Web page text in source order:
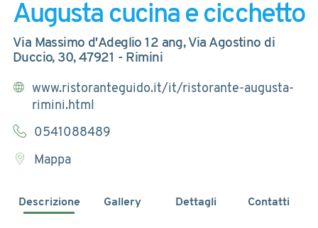
Augusta cucina e cicchetto
Via Massimo d'Adeglio 12 ang, Via Agostino di
Duccio, 30, 47921 - Rimini
www.ristoranteguido.it/it/ristorante-augusta-
rimini.html
0541088489
Mappa
Descrizione Gallery Dettagli Contatti